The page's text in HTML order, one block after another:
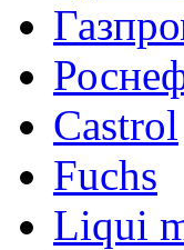
Castrol
Fuchs
Liqui